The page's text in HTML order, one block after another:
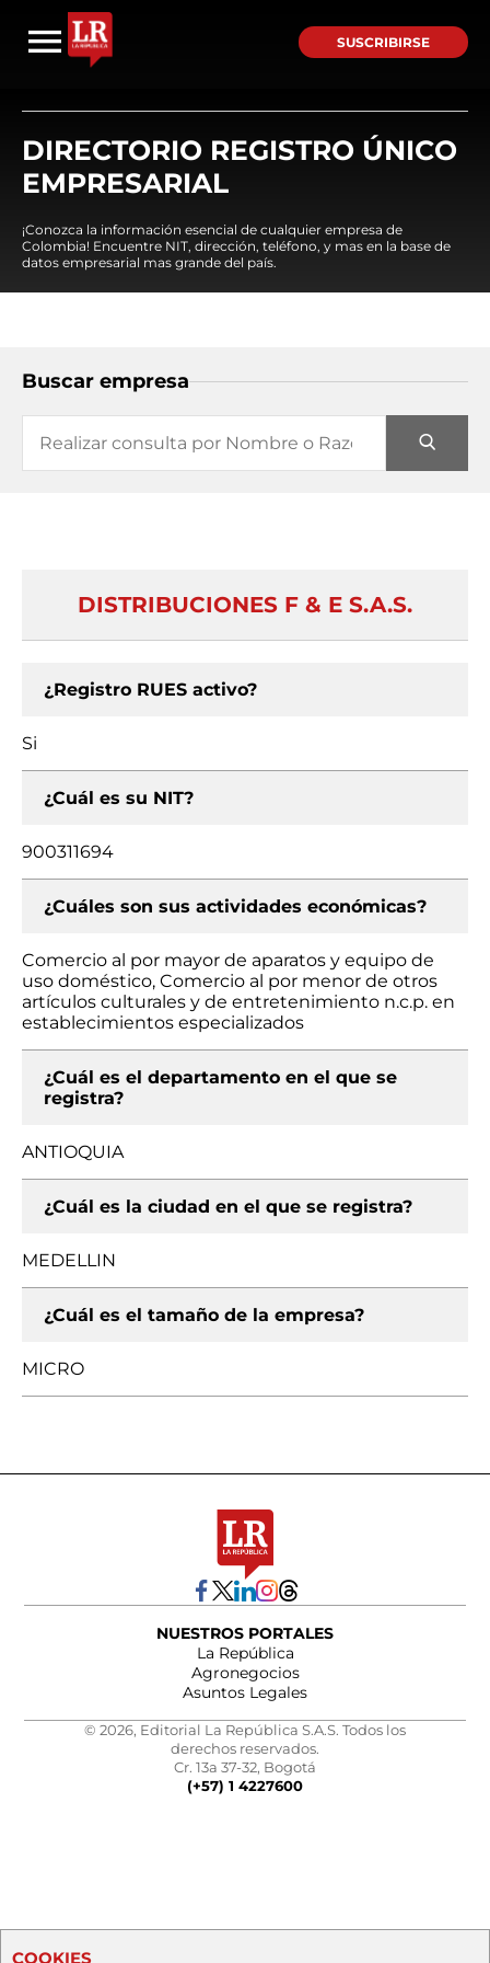
SUSCRIBIRSE
DIRECTORIO REGISTRO ÚNICO
EMPRESARIAL
¡Conozca la información esencial de cualquier empresa de
Colombia! Encuentre NIT, dirección, teléfono, y mas en la base de
datos empresarial mas grande del país.
Buscar empresa
DISTRIBUCIONES F & E S.A.S.
¿Registro RUES activo?
Si
¿Cuál es su NIT?
900311694
¿Cuáles son sus actividades económicas?
Comercio al por mayor de aparatos y equipo de
uso doméstico, Comercio al por menor de otros
artículos culturales y de entretenimiento n.c.p. en
establecimientos especializados
¿Cuál es el departamento en el que se
registra?
ANTIOQUIA
¿Cuál es la ciudad en el que se registra?
MEDELLIN
¿Cuál es el tamaño de la empresa?
MICRO
NUESTROS PORTALES
La República
Agronegocios
Asuntos Legales
© 2026, Editorial La República S.A.S. Todos los
derechos reservados.
Cr. 13a 37-32, Bogotá
(+57) 1 4227600
COOKIES